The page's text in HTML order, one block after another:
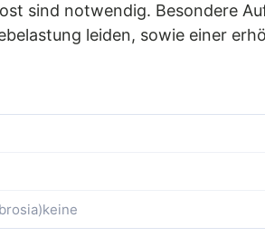
sind notwendig. Besondere
leiden, sowie einer
keine